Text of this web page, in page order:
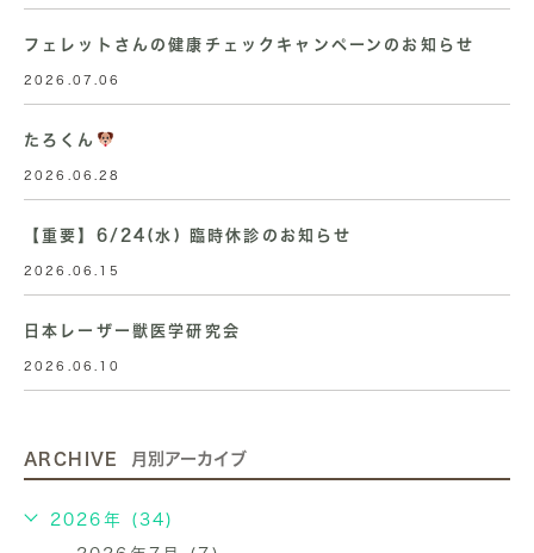
フェレットさんの健康チェックキャンペーンのお知らせ
2026.07.06
たろくん
2026.06.28
【重要】6/24(水) 臨時休診のお知らせ
2026.06.15
日本レーザー獣医学研究会
2026.06.10
ARCHIVE 月別アーカイブ
2026年 (34)